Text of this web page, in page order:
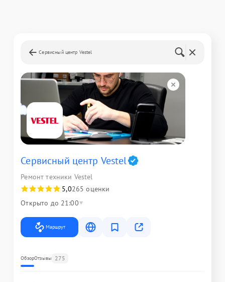
Сервисный центр Vestel
Сервисный центр Vestel
Ремонт техники Vestel
5,0265 оценки
Открыто до 21:00
Маршрут
ОбзорОтзывы 275